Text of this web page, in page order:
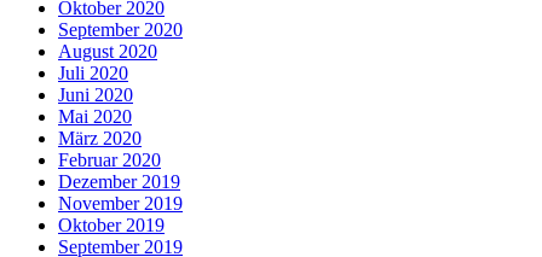
Oktober 2020
September 2020
August 2020
Juli 2020
Juni 2020
Mai 2020
März 2020
Februar 2020
Dezember 2019
November 2019
Oktober 2019
September 2019